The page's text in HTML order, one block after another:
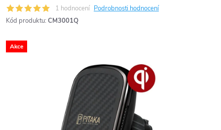
1 hodnocení Podrobnosti hodnocení
Kód produktu: CM3001Q
Akce